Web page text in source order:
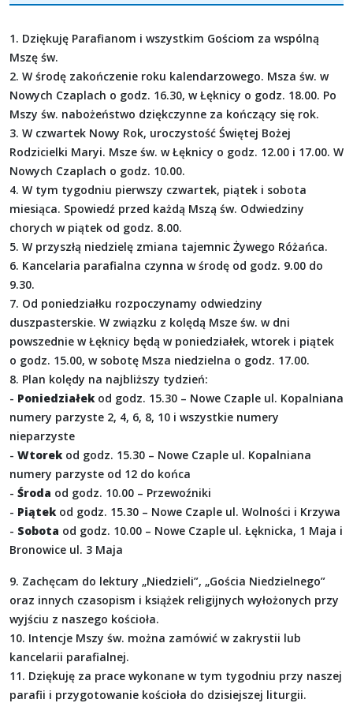
1. Dziękuję Parafianom i wszystkim Gościom za wspólną
Mszę św.
2. W środę zakończenie roku kalendarzowego. Msza św. w
Nowych Czaplach o godz. 16.30, w Łęknicy o godz. 18.00. Po
Mszy św. nabożeństwo dziękczynne za kończący się rok.
3. W czwartek Nowy Rok, uroczystość Świętej Bożej
Rodzicielki Maryi. Msze św. w Łęknicy o godz. 12.00 i 17.00. W
Nowych Czaplach o godz. 10.00.
4. W tym tygodniu pierwszy czwartek, piątek i sobota
miesiąca. Spowiedź przed każdą Mszą św. Odwiedziny
chorych w piątek od godz. 8.00.
5. W przyszłą niedzielę zmiana tajemnic Żywego Różańca.
6. Kancelaria parafialna czynna w środę od godz. 9.00 do
9.30.
7. Od poniedziałku rozpoczynamy odwiedziny
duszpasterskie. W związku z kolędą Msze św. w dni
powszednie w Łęknicy będą w poniedziałek, wtorek i piątek
o godz. 15.00, w sobotę Msza niedzielna o godz. 17.00.
8. Plan kolędy na najbliższy tydzień:
- Poniedziałek od godz. 15.30 – Nowe Czaple ul. Kopalniana
numery parzyste 2, 4, 6, 8, 10 i wszystkie numery
nieparzyste
- Wtorek od godz. 15.30 – Nowe Czaple ul. Kopalniana
numery parzyste od 12 do końca
- Środa od godz. 10.00 – Przewoźniki
- Piątek od godz. 15.30 – Nowe Czaple ul. Wolności i Krzywa
- Sobota od godz. 10.00 – Nowe Czaple ul. Łęknicka, 1 Maja i
Bronowice ul. 3 Maja
9. Zachęcam do lektury „Niedzieli”, „Gościa Niedzielnego”
oraz innych czasopism i książek religijnych wyłożonych przy
wyjściu z naszego kościoła.
10. Intencje Mszy św. można zamówić w zakrystii lub
kancelarii parafialnej.
11. Dziękuję za prace wykonane w tym tygodniu przy naszej
parafii i przygotowanie kościoła do dzisiejszej liturgii.